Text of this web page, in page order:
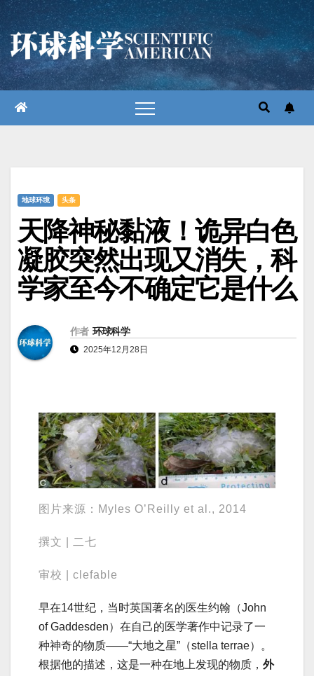
跳
至
内
容
地球环境 头条
天降神秘黏液！诡异白色
凝胶突然出现又消失，科
学家至今不确定它是什么
作者 环球科学
2025年12月28日
图片来源：Myles O’Reilly et al., 2014
撰文 | 二七
审校 | clefable
早在14世纪，当时英国著名的医生约翰（John
of Gaddesden）在自己的医学著作中记录了一
种神奇的物质——“大地之星”（stella terrae）。
根据他的描述，这是一种在地上发现的物质， 外